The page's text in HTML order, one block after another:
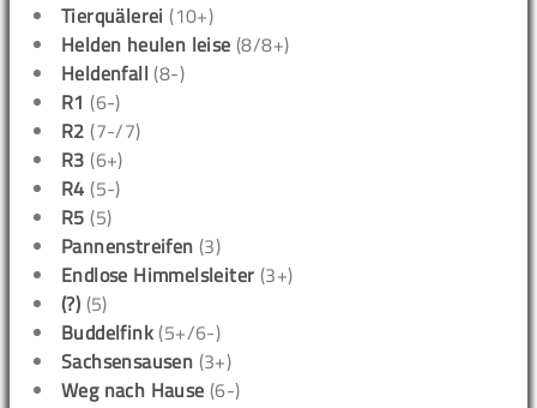
Tierquälerei (10+)
Helden heulen leise (8/8+)
Heldenfall (8-)
R1 (6-)
R2 (7-/7)
R3 (6+)
R4 (5-)
R5 (5)
Pannenstreifen (3)
Endlose Himmelsleiter (3+)
(?) (5)
Buddelfink (5+/6-)
Sachsensausen (3+)
Weg nach Hause (6-)